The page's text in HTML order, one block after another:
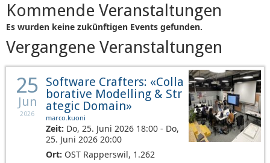
Kommende Veranstaltungen
Es wurden keine zukünftigen Events gefunden.
Vergangene Veranstaltungen
25
Jun
2026
Software Crafters: «Colla
borative Modelling & Str
ategic Domain»
marco.kuoni
Zeit: Do, 25. Juni 2026 18:00 - Do,
25. Juni 2026 20:00
Ort: OST Rapperswil, 1.262